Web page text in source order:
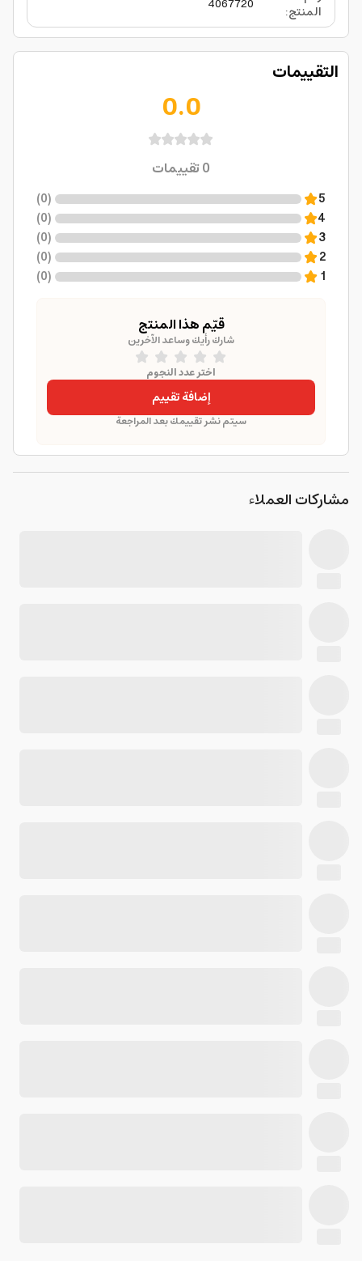
المنتج:
4067720
التقييمات
0.0
0تقييمات
5
(
0
)
4
(
0
)
3
(
0
)
2
(
0
)
1
(
0
)
قيّم هذا المنتج
شارك رأيك وساعد الآخرين
اختر عدد النجوم
إضافة تقييم
سيتم نشر تقييمك بعد المراجعة
مشاركات العملاء